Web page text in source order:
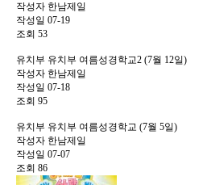
작성자 한남제일
작성일 07-19
조회 53
유치부 유치부 여름성경학교2 (7월 12일)
작성자 한남제일
작성일 07-18
조회 95
유치부 유치부 여름성경학교 (7월 5일)
작성자 한남제일
작성일 07-07
조회 86